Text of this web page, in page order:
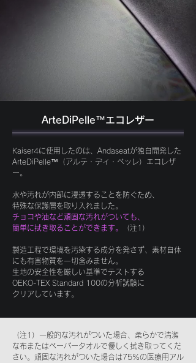
ArteDiPelle™エコレザー
Kaiser4に使用したのは、Andaseatが独自開発した
ArteDiPelle™（アルテ・ディ・ペッレ）エコレザ
ー。
水や汚れが内部に浸透することを防ぐため、
特殊な保護層を取り入れました。
チョコや油など頑固な汚れがついても、
簡単に拭き取ることができます。
（注1）
製造工程で環境を汚染する成分を発さず、素材自体
にも有害物質を一切含みません。
生地の安全性を厳しい基準でテストする
OEKO-TEX Standard 100の分析試験に
クリアしています。
（注1）一般的な汚れがついた場合、柔らかで清潔
な布またはペーパータオルで優しく拭き取ってくだ
さい。頑固な汚れがついた場合は75%の医療用アル